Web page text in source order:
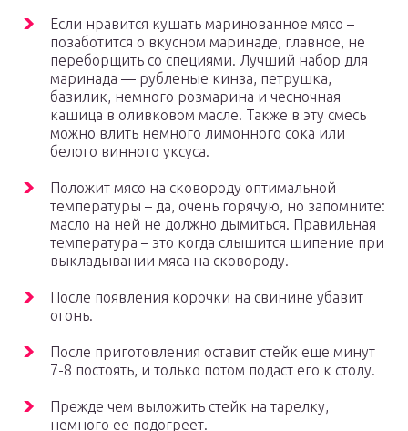
Если нравится кушать маринованное мясо –
позаботится о вкусном маринаде, главное, не
переборщить со специями. Лучший набор для
маринада — рубленые кинза, петрушка,
базилик, немного розмарина и чесночная
кашица в оливковом масле. Также в эту смесь
можно влить немного лимонного сока или
белого винного уксуса.
Положит мясо на сковороду оптимальной
температуры – да, очень горячую, но запомните:
масло на ней не должно дымиться. Правильная
температура – это когда слышится шипение при
выкладывании мяса на сковороду.
После появления корочки на свинине убавит
огонь.
После приготовления оставит стейк еще минут
7-8 постоять, и только потом подаст его к столу.
Прежде чем выложить стейк на тарелку,
немного ее подогреет.